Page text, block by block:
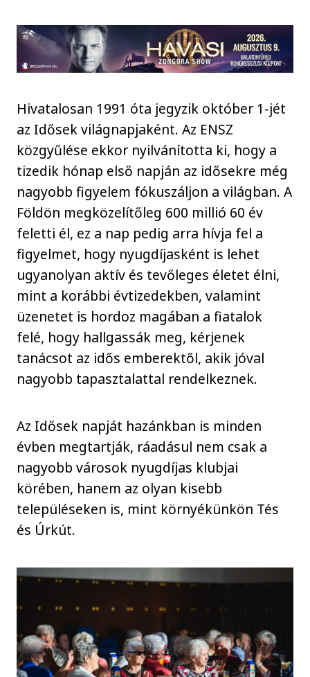
Hivatalosan 1991 óta jegyzik október 1-jét
az Idősek világnapjaként. Az ENSZ
közgyűlése ekkor nyilvánította ki, hogy a
tizedik hónap első napján az idősekre még
nagyobb figyelem fókuszáljon a világban. A
Földön megközelítőleg 600 millió 60 év
feletti él, ez a nap pedig arra hívja fel a
figyelmet, hogy nyugdíjasként is lehet
ugyanolyan aktív és tevőleges életet élni,
mint a korábbi évtizedekben, valamint
üzenetet is hordoz magában a fiatalok
felé, hogy hallgassák meg, kérjenek
tanácsot az idős emberektől, akik jóval
nagyobb tapasztalattal rendelkeznek.
Az Idősek napját hazánkban is minden
évben megtartják, ráadásul nem csak a
nagyobb városok nyugdíjas klubjai
körében, hanem az olyan kisebb
településeken is, mint környékünkön Tés
és Úrkút.